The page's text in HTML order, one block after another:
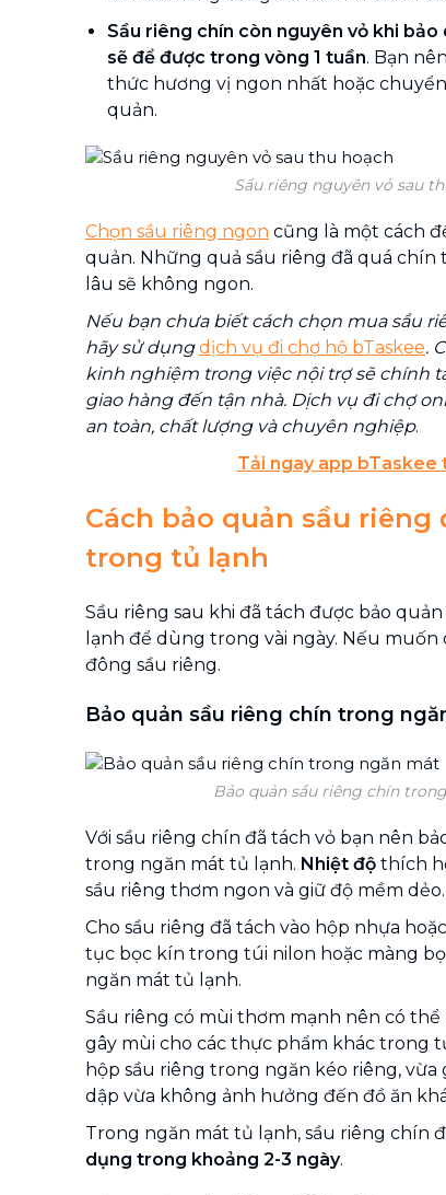
Sầu riêng chín còn nguyên vỏ khi
sẽ để được trong vòng 1 tuần. Bạn
thức hương vị ngon nhất hoặc
quản.
Sầu riêng nguyên vỏ sau
Chọn sầu riêng ngon cũng là một cách
quản. Những quả sầu riêng đã quá chín
lâu sẽ không ngon.
Nếu bạn chưa biết cách chọn mua sầu
hãy sử dụngdịch vụ đi chợ hộ bTaskee.
kinh nghiệm trong việc nội trợ sẽ chính
giao hàng đến tận nhà. Dịch vụ đi chợ
an toàn, chất lượng và chuyên nghiệp.
Tải ngay app bTaskee
Cách bảo quản sầu riêng
trong tủ lạnh
Sầu riêng sau khi đã tách được bảo
lạnh để dùng trong vài ngày. Nếu
đông sầu riêng.
Bảo quản sầu riêng chín trong
Bảo quản sầu riêng chín
Với sầu riêng chín đã tách vỏ bạn nên
trong ngăn mát tủ lạnh. Nhiệt độ thích
sầu riêng thơm ngon và giữ độ mềm dẻo.
Cho sầu riêng đã tách vào hộp nhựa
tục bọc kín trong túi nilon hoặc màng
ngăn mát tủ lạnh.
Sầu riêng có mùi thơm mạnh nên có
gây mùi cho các thực phẩm khác trong
hộp sầu riêng trong ngăn kéo riêng, vừa
dập vừa không ảnh hưởng đến đồ ăn
Trong ngăn mát tủ lạnh, sầu riêng chín
dụng trong khoảng 2-3 ngày.